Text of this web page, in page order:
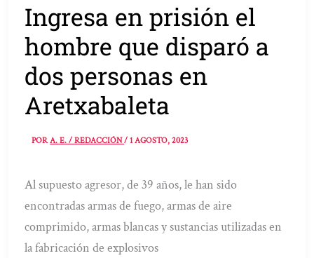
Ingresa en prisión el
hombre que disparó a
dos personas en
Aretxabaleta
PORA. E. / REDACCIÓN/1 AGOSTO, 2023
Al supuesto agresor, de 39 años, le han sido
encontradas armas de fuego, armas de aire
comprimido, armas blancas y sustancias utilizadas en
la fabricación de explosivos